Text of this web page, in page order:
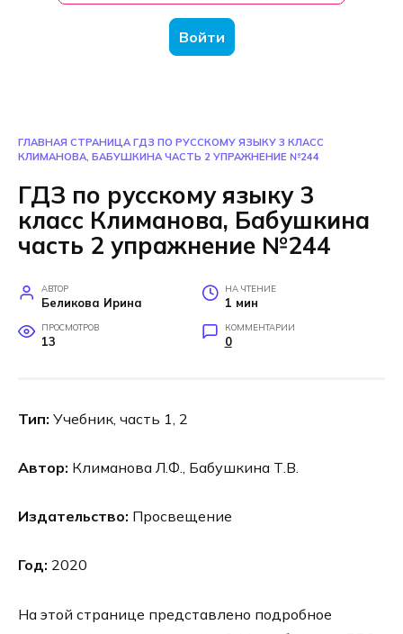
Войти
ГЛАВНАЯ СТРАНИЦА ГДЗ ПО РУССКОМУ ЯЗЫКУ 3 КЛАСС
КЛИМАНОВА, БАБУШКИНА ЧАСТЬ 2 УПРАЖНЕНИЕ №244
ГДЗ по русскому языку 3
класс Климанова, Бабушкина
часть 2 упражнение №244
АВТОР
Беликова Ирина
НА ЧТЕНИЕ
1 мин
ПРОСМОТРОВ
13
КОММЕНТАРИИ
0
Тип: Учебник, часть 1, 2
Автор: Климанова Л.Ф., Бабушкина Т.В.
Издательство: Просвещение
Год: 2020
На этой странице представлено подробное